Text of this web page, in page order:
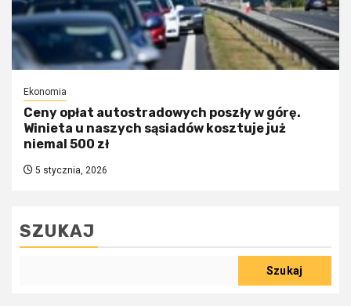
Ekonomia
Ceny opłat autostradowych poszły w górę.
Winieta u naszych sąsiadów kosztuje już
niemal 500 zł
5 stycznia, 2026
SZUKAJ
Szukaj